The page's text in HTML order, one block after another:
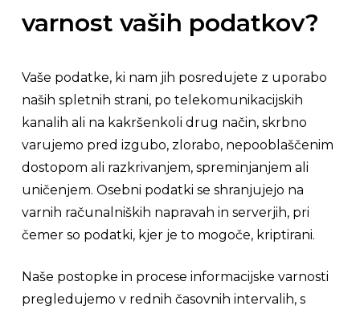
varnost vaših podatkov?
Vaše podatke, ki nam jih posredujete z uporabo
naših spletnih strani, po telekomunikacijskih
kanalih ali na kakršenkoli drug način, skrbno
varujemo pred izgubo, zlorabo, nepooblaščenim
dostopom ali razkrivanjem, spreminjanjem ali
uničenjem. Osebni podatki se shranjujejo na
varnih računalniških napravah in serverjih, pri
čemer so podatki, kjer je to mogoče, kriptirani.
Naše postopke in procese informacijske varnosti
pregledujemo v rednih časovnih intervalih, s